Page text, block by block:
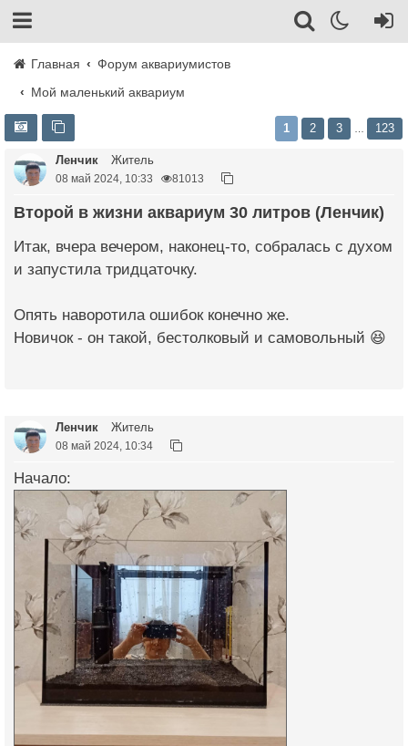
Главная
Форум аквариумистов
Мой маленький аквариум
1 2 3 123
Ленчик Житель
08 май 2024, 10:33 81013
Второй в жизни аквариум 30 литров (Ленчик)
Итак, вчера вечером, наконец-то, собралась с духом
и запустила тридцаточку.
Опять наворотила ошибок конечно же.
Новичок - он такой, бестолковый и самовольный 😆
Ленчик Житель
08 май 2024, 10:34
Начало: